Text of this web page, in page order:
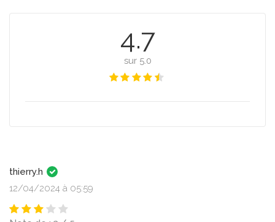
4.7
sur 5.0
thierry.h
12/04/2024 à 05:59